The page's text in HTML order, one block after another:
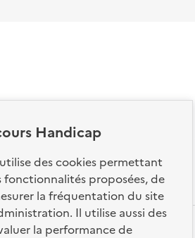
Handicap
des cookies permettant
proposées, de
la fréquentation du site
Il utilise aussi des
la performance de